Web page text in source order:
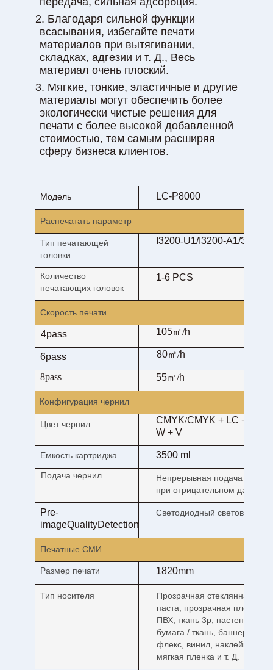
2. Благодаря сильной функции
всасывания, избегайте печати
материалов при вытягивании,
складках, адгезии и т. Д., Весь
материал очень плоский.
3. Мягкие, тонкие, эластичные и другие
материалы могут обеспечить более
экологически чистые решения для
печати с более высокой добавленной
стоимостью, тем самым расширяя
сферу бизнеса клиентов.
Модель LC-P8000
Распечатать параметр
Тип печатающей
головки
I3200-U1/I3200-A1/3200-
Количество
печатающих головок
1-6 PCS
Скорость печати
4pass 105㎡/h
6pass 80㎡/h
8pass 55㎡/h
Конфигурация чернил
Цвет чернил CMYK/CMYK + LC + LM +
W + V
Емкость картриджа 3500 ml
Подача чернил
Непрерывная подача чернил
при отрицательном
Pre-
imageQualityDetection
Светодиодный световод
Печатные СМИ
Размер печати 1820mm
Тип носителя
Прозрачная стеклянная
паста, прозрачная пленка из
ПВХ, ткань 3p, настенная
бумага / ткань, баннер,
флекс, винил, наклейки,
мягкая пленка и т. Д.